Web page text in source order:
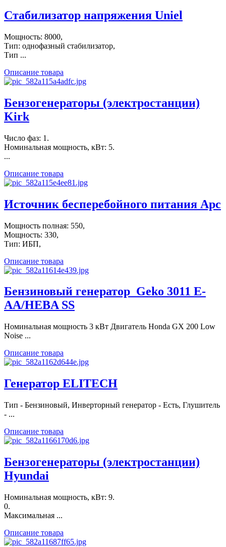
Стабилизатор напряжения Uniel
Мощность: 8000,
Тип: однофазный стабилизатор,
Тип ...
Описание товара
Бензогенераторы (электростанции)
Kirk
Число фаз: 1.
Номинальная мощность, кВт: 5.
...
Описание товара
Источник бесперебойного питания Apc
Мощность полная: 550,
Мощность: 330,
Тип: ИБП,
Описание товара
Бензиновый генератор_Geko 3011 E-
AA/HEBA SS
Номинальная мощность 3 кВт Двигатель Honda GX 200 Low
Noise ...
Описание товара
Генератор ELITECH
Тип - Бензиновый, Инверторный генератор - Есть, Глушитель
- ...
Описание товара
Бензогенераторы (электростанции)
Hyundai
Номинальная мощность, кВт: 9.
0.
Максимальная ...
Описание товара